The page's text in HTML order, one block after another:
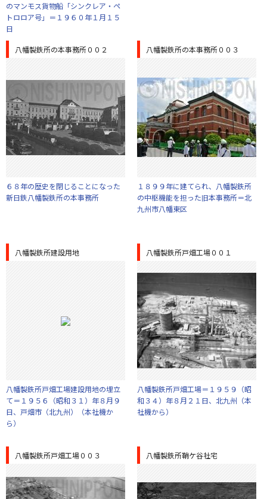
のマンモス貨物船「シンクレア・ペ
トロロア号」＝１９６０年１月１５
日
八幡製鉄所の本事務所００２
６８年の歴史を閉じることになった
新日鉄八幡製鉄所の本事務所
八幡製鉄所の本事務所００３
１８９９年に建てられ、八幡製鉄所
の中枢機能を担った旧本事務所＝北
九州市八幡東区
八幡製鉄所建設用地
八幡製鉄所戸畑工場建設用地の埋立
て＝１９５６（昭和３１）年８月９
日、戸畑市（北九州）（本社機か
ら）
八幡製鉄所戸畑工場００１
八幡製鉄所戸畑工場＝１９５９（昭
和３４）年８月２１日、北九州（本
社機から）
八幡製鉄所戸畑工場００３ 八幡製鉄所鞘ケ谷社宅